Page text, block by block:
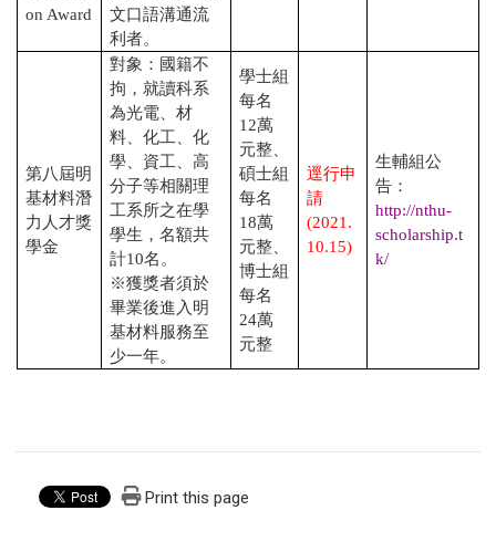
on Award
文口語溝通流
利者。
第八屆明
基材料潛
力人才獎
學金
對象：國籍不
拘，就讀科系
為光電、材
料、化工、化
學、資工、高
分子等相關理
工系所之在學
學生，名額共
計10名。
※獲獎者須於
畢業後進入明
基材料服務至
少一年。
學士組
每名
12萬
元整、
碩士組
每名
18萬
元整、
博士組
每名
24萬
元整
逕行申
請
(2021.
10.15)
生輔組公
告：
http://nthu-
scholarship.t
k/
Print this page